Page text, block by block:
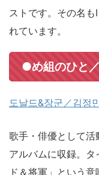
ストです。その名も
れています。
●め組のひと
도날드&장군／김정
歌手・俳優として活
アルバムに収録。タ
ド＆将軍」という